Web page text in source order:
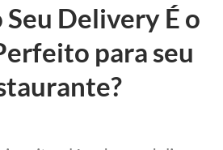
Seu Delivery É o
para seu